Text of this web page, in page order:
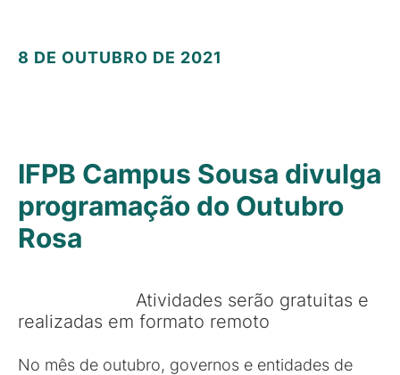
8 DE OUTUBRO DE 2021
IFPB Campus Sousa divulga
programação do Outubro
Rosa
Atividades serão gratuitas e
realizadas em formato remoto
No mês de outubro, governos e entidades de